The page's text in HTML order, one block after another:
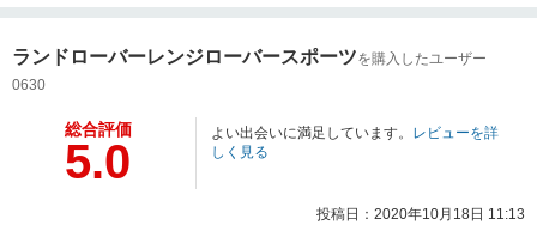
早めにご納車できたことも嬉しく思います。今後は最寄りの正規ディーラー
ご相談ください。今後ともご愛顧のほどよろしくお願い申し上げます。
ランドローバーレンジローバースポーツを購入したユーザー
0630
総合評価
5.0
よい出会いに満足しています。 レビューを詳
しく見る
投稿日：2020年10月18日 11:13